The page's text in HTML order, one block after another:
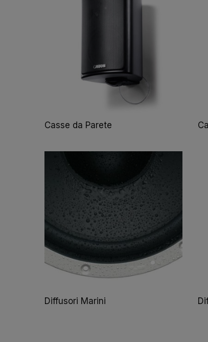
Casse da Parete
Diffusori Marini